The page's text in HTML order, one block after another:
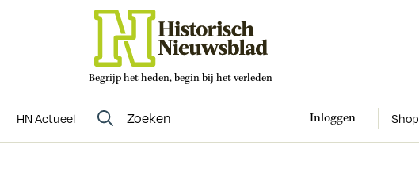
Begrijp het heden, begin bij het verleden
HN Actueel Inloggen Shop
Evenementen